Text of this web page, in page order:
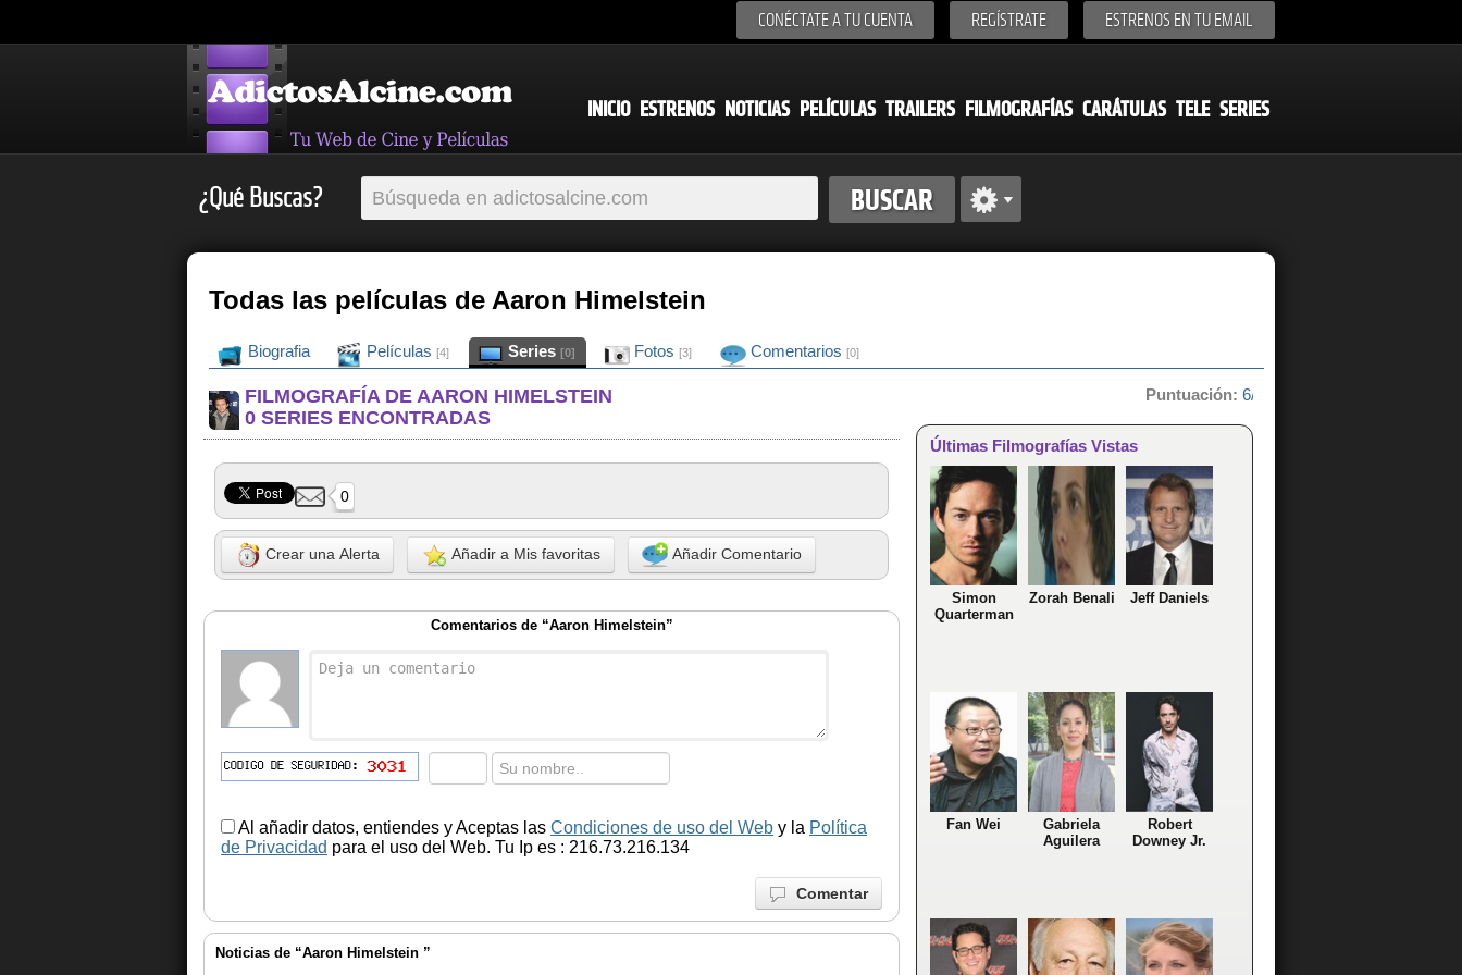
CONÉCTATE A TU CUENTA REGÍSTRATE ESTRENOS EN TU EMAIL
INICIO ESTRENOS NOTICIAS PELÍCULAS TRAILERS FILMOGRAFÍAS CARÁTULAS TELE SERIES
¿Qué Buscas?
Todas las películas de Aaron Himelstein
Biografia Películas [4] Series [0] Fotos [3] Comentarios [0]
FILMOGRAFÍA DE AARON HIMELSTEIN
0 SERIES ENCONTRADAS
0
Crear una Alerta Añadir a Mis favoritas Añadir Comentario
Comentarios de “Aaron Himelstein”
Al añadir datos, entiendes y Aceptas las Condiciones de uso del Web y la Política
de Privacidad para el uso del Web. Tu Ip es : 216.73.216.134
Comentar
Noticias de “Aaron Himelstein ”
Puntuación: 6/10 de 3 votos
Últimas Filmografías Vistas
Simon
Quarterman
Zorah Benali Jeff Daniels
Fan Wei
Gabriela
Aguilera
Robert
Downey Jr.